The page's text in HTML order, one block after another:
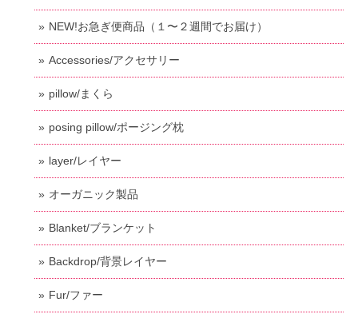
NEW!お急ぎ便商品（１〜２週間でお届け）
Accessories/アクセサリー
pillow/まくら
posing pillow/ポージング枕
layer/レイヤー
オーガニック製品
Blanket/ブランケット
Backdrop/背景レイヤー
Fur/ファー